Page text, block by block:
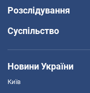
Розслідування
Суспільство
Новини України
Київ